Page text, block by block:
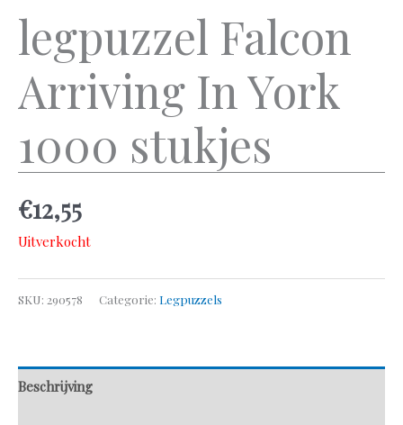
legpuzzel Falcon
Arriving In York
1000 stukjes
€12,55
Uitverkocht
SKU: 290578 Categorie: Legpuzzels
Beschrijving